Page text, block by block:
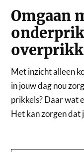
Omgaan
Met inzicht alleen
in jouw dag nou
prikkels? Daar wat
Het kan zorgen